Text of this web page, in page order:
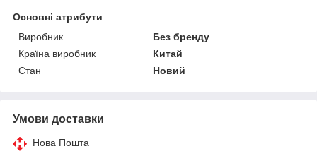
Основні атрибути
Виробник
Без бренду
Країна виробник
Китай
Стан
Новий
Умови доставки
Нова Пошта